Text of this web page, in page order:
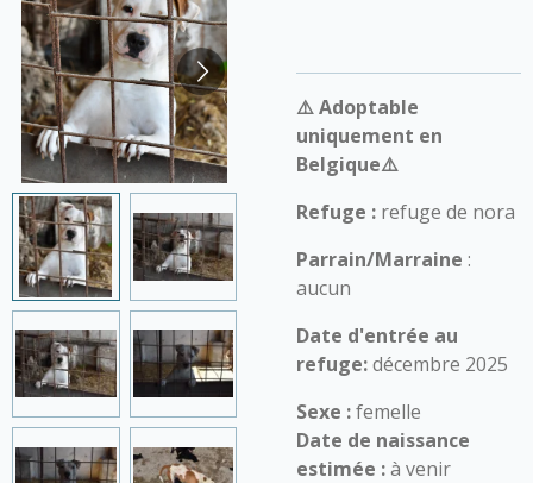
⚠️ Adoptable
uniquement en
Belgique⚠️
Refuge : refuge de nora
Parrain/Marraine :
aucun
Date d'entrée au
refuge:décembre 2025
Sexe :femelle
Date de naissance
estimée :à venir